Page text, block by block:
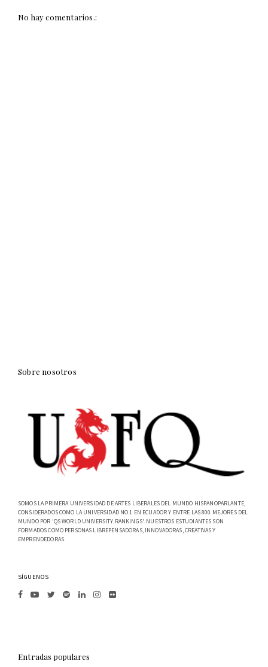
No hay comentarios.:
Sobre nosotros
SOMOS LA PRIMERA UNIVERSIDAD DE ARTES LIBERALES DEL MUNDO HISPANOPARLANTE,
CONSIDERADOS COMO LA UNIVERSIDAD NO.1 EN ECUADOR Y ENTRE LAS 800 MEJORES DEL
MUNDO POR 'QS WORLD UNIVERSITY RANKINGS'. NUESTROS ESTUDIANTES SON
FORMADOS COMO PERSONAS LIBREPENSADORAS, INNOVADORAS, CREATIVAS Y
EMPRENDEDORAS.
SÍGUENOS
Entradas populares